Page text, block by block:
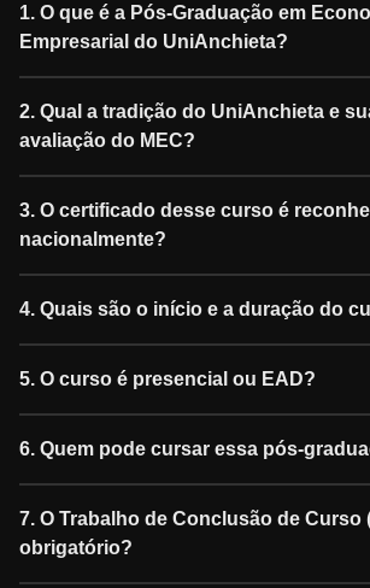
1. O que é a Pós-Graduação em
Empresarial do UniAnchieta?
2. Qual a tradição do UniAnchieta e
avaliação do MEC?
3. O certificado desse curso é
nacionalmente?
4. Quais são o início e a duração do
5. O curso é presencial ou EAD?
6. Quem pode cursar essa pós-
7. O Trabalho de Conclusão de Curso
obrigatório?